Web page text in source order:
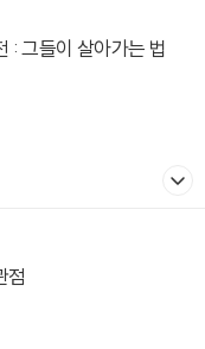
: 그들이 살아가는 법
점